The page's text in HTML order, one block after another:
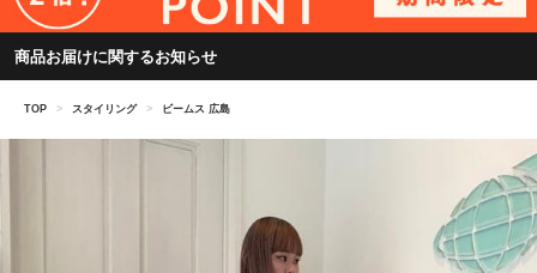
商品お届けに関するお知らせ
TOP > スタイリング > ビームス 広島